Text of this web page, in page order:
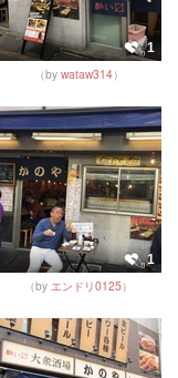
1
（by wataw314）
1
（by エンドリ0125）